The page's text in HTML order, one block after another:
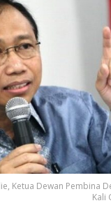
Ketua Dewan Pembina
Kali